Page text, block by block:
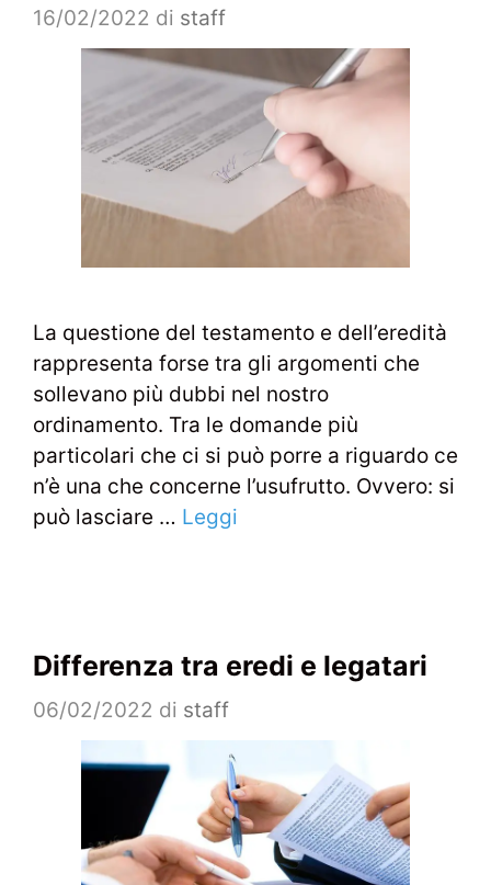
16/02/2022 di staff
La questione del testamento e dell’eredità
rappresenta forse tra gli argomenti che
sollevano più dubbi nel nostro
ordinamento. Tra le domande più
particolari che ci si può porre a riguardo ce
n’è una che concerne l’usufrutto. Ovvero: si
può lasciare … Leggi
Differenza tra eredi e legatari
06/02/2022 di staff